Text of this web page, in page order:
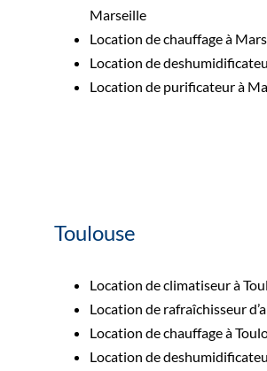
Marseille
Location de chauffage à
Location de
Location de purificateur à
Toulouse
Location de climatiseur à
Location de rafraîchisseur
Location de chauffage à
Location de